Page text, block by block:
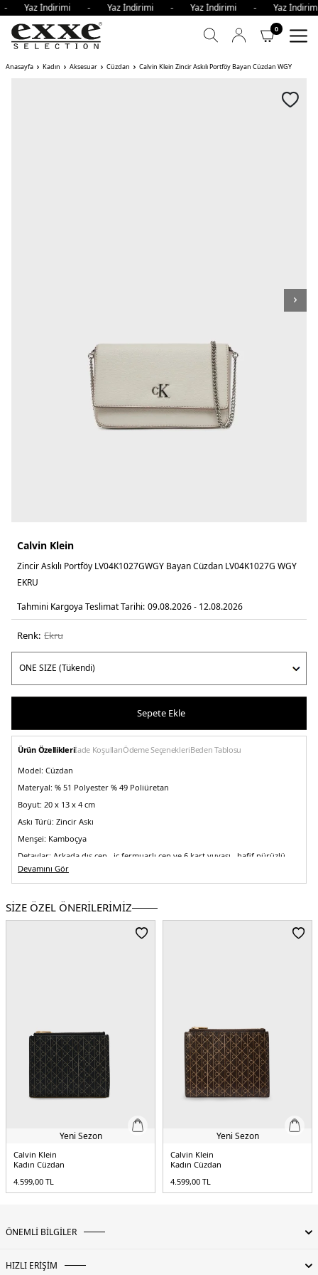
Yaz İndirimi - Yaz İndirimi - Yaz İndirimi - Yaz
0
Anasayfa Kadın Aksesuar Cüzdan Calvin Klein Zincir Askılı Portföy Bayan Cüzdan WGY
Calvin Klein
Zincir Askılı Portföy LV04K1027GWGY Bayan Cüzdan LV04K1027G WGY
EKRU
Tahmini Kargoya Teslimat Tarihi: 09.08.2026 - 12.08.2026
Renk: ekru
Sepete Ekle
Ürün Özellikleriİade KoşullarıÖdeme SeçenekleriBeden Tablosu
Model: Cüzdan
Materyal: % 51 Polyester % 49 Poliüretan
Boyut: 20 x 13 x 4 cm
Askı Türü: Zincir Askı
Menşei: Kamboçya
Detaylar: Arkada dış cep , iç fermuarlı cep ve 6 kart yuvası , hafif pürüzlü
suni deri dış yüzey
5DE2LV04K1027GWGY.69
Devamını Gör
SİZE ÖZEL ÖNERİLERİMİZ
Yeni Sezon
Calvin Klein
Kadın Cüzdan
4.599,00 TL
Yeni Sezon
Calvin Klein
Kadın Cüzdan
4.599,00 TL
ÖNEMLİ BİLGİLER
HIZLI ERİŞİM